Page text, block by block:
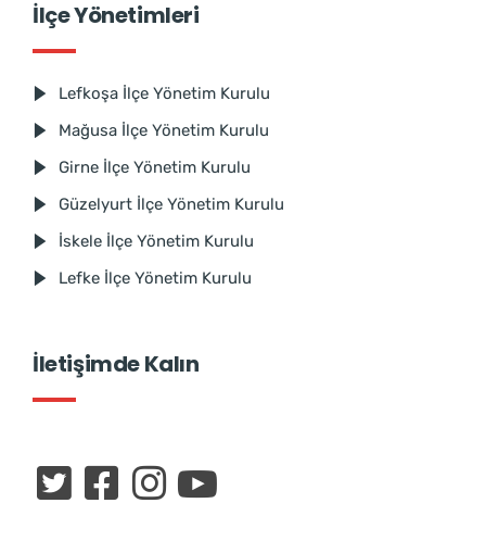
İlçe Yönetimleri
Lefkoşa İlçe Yönetim Kurulu
Mağusa İlçe Yönetim Kurulu
Girne İlçe Yönetim Kurulu
Güzelyurt İlçe Yönetim Kurulu
İskele İlçe Yönetim Kurulu
Lefke İlçe Yönetim Kurulu
İletişimde Kalın